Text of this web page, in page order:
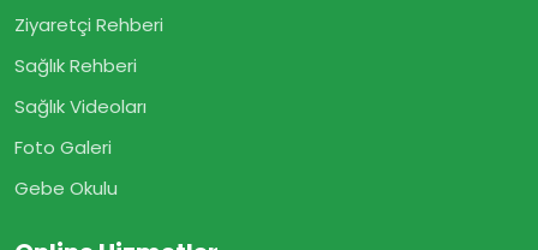
Ziyaretçi Rehberi
Sağlık Rehberi
Sağlık Videoları
Foto Galeri
Gebe Okulu